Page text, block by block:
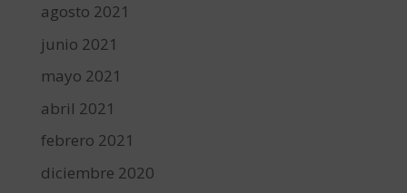
agosto 2021
junio 2021
mayo 2021
abril 2021
febrero 2021
diciembre 2020